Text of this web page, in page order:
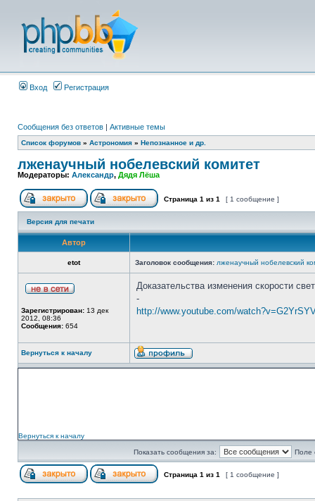
Вход Регистрация
Сообщения без ответов | Активные темы
Список форумов » Астрономия » Непознанное и др.
лженаучный нобелевский комитет
Модераторы: Александр, Дядя Лёша
Страница 1 из 1 [ 1 сообщение ]
Версия для печати
Автор
etot Заголовок сообщения: лженаучный нобелевский
Зарегистрирован: 13 дек
2012, 08:36
Сообщения: 654
Доказательства изменения скорости
-
http://www.youtube.com/
Вернуться к началу
Вернуться к началу
Показать сообщения за: Поле
Страница 1 из 1 [ 1 сообщение ]